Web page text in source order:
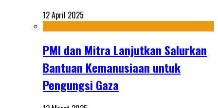
12 April 2025
PMI dan Mitra Lanjutkan Salurkan
Bantuan Kemanusiaan untuk
Pengungsi Gaza